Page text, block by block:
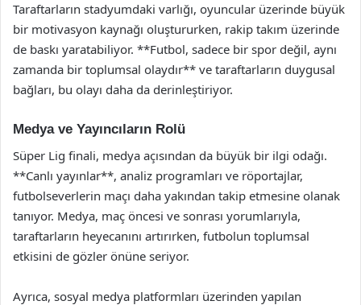
Taraftarların stadyumdaki varlığı, oyuncular üzerinde büyük
bir motivasyon kaynağı oluştururken, rakip takım üzerinde
de baskı yaratabiliyor. **Futbol, sadece bir spor değil, aynı
zamanda bir toplumsal olaydır** ve taraftarların duygusal
bağları, bu olayı daha da derinleştiriyor.
Medya ve Yayıncıların Rolü
Süper Lig finali, medya açısından da büyük bir ilgi odağı.
**Canlı yayınlar**, analiz programları ve röportajlar,
futbolseverlerin maçı daha yakından takip etmesine olanak
tanıyor. Medya, maç öncesi ve sonrası yorumlarıyla,
taraftarların heyecanını artırırken, futbolun toplumsal
etkisini de gözler önüne seriyor.
Ayrıca, sosyal medya platformları üzerinden yapılan